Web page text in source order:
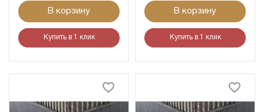
В корзину
Купить в 1 клик
В корзину
Купить в 1 клик